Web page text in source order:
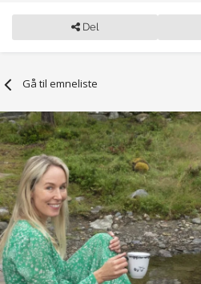
Del
Gå til emneliste